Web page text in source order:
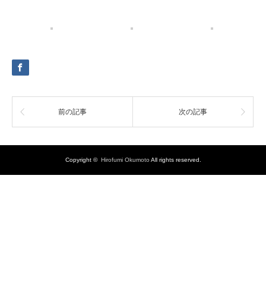
前の記事 次の記事
Copyright © Hirofumi Okumoto All rights reserved.